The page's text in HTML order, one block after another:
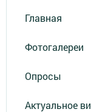
Главная
Фотогалереи
Опросы
Актуальное